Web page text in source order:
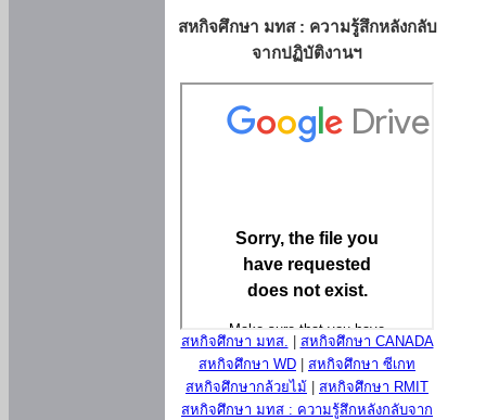
สหกิจศึกษา มทส : ความรู้สึกหลังกลับ
จากปฏิบัติงานฯ
สหกิจศึกษา มทส.
สหกิจศึกษา CANADA
สหกิจศึกษา WD
สหกิจศึกษา ซีเกท
สหกิจศึกษากล้วยไม้
สหกิจศึกษา RMIT
สหกิจศึกษา มทส : ความรู้สึกหลังกลับจาก